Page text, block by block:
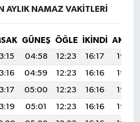
AYLIK NAMAZ VAKITLERI
GÜNEŞ ÖĞLE İKINDI
04:58 12:23 16:17
19:38
04:59 12:23 16:16
19:37
05:00 12:23 16:16
19:37
05:01 12:23 16:16
19:36